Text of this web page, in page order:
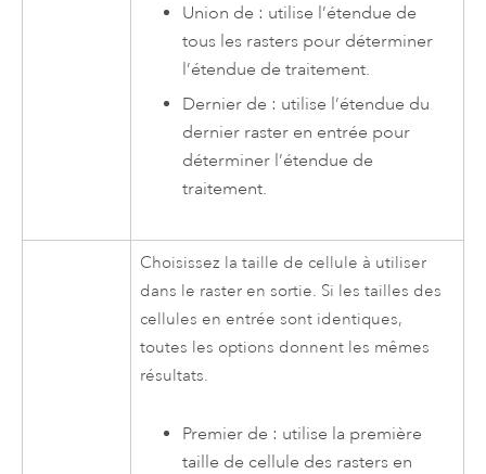
Union de : utilise l’étendue de
tous les rasters pour déterminer
l’étendue de traitement.
Dernier de : utilise l’étendue du
dernier raster en entrée pour
déterminer l’étendue de
traitement.
Choisissez la taille de cellule à utiliser
dans le raster en sortie. Si les tailles des
cellules en entrée sont identiques,
toutes les options donnent les mêmes
résultats.
Premier de : utilise la première
taille de cellule des rasters en